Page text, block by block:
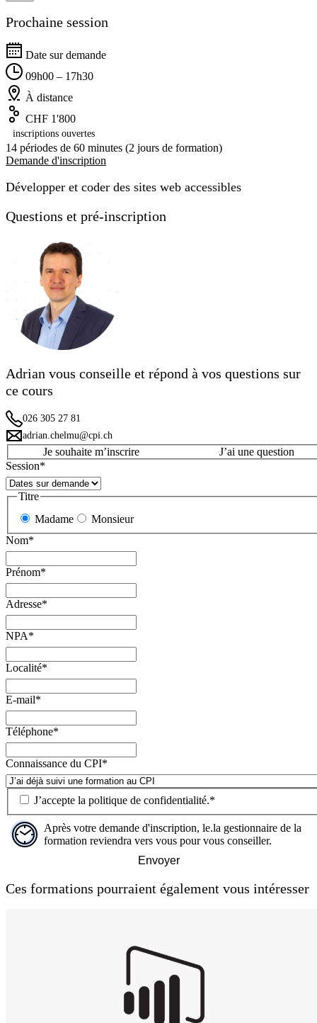
Prochaine session
Date sur demande
09h00 – 17h30
À distance
CHF 1'800
inscriptions ouvertes
14 périodes de 60 minutes (2 jours de formation)
Demande d'inscription
Développer et coder des sites web accessibles
Questions et pré-inscription
Adrian vous conseille et répond à vos questions sur
ce cours
026 305 27 81
adrian.chelmu@cpi.ch
Je souhaite m’inscrire
J’ai une question
Session*
Titre
Madame
Monsieur
Nom*
Prénom*
Adresse*
NPA*
Localité*
E-mail*
Téléphone*
Connaissance du CPI*
J’accepte la politique de confidentialité.*
Après votre demande d'inscription, le.la gestionnaire de la
formation reviendra vers vous pour vous conseiller.
Envoyer
Ces formations pourraient également vous intéresser